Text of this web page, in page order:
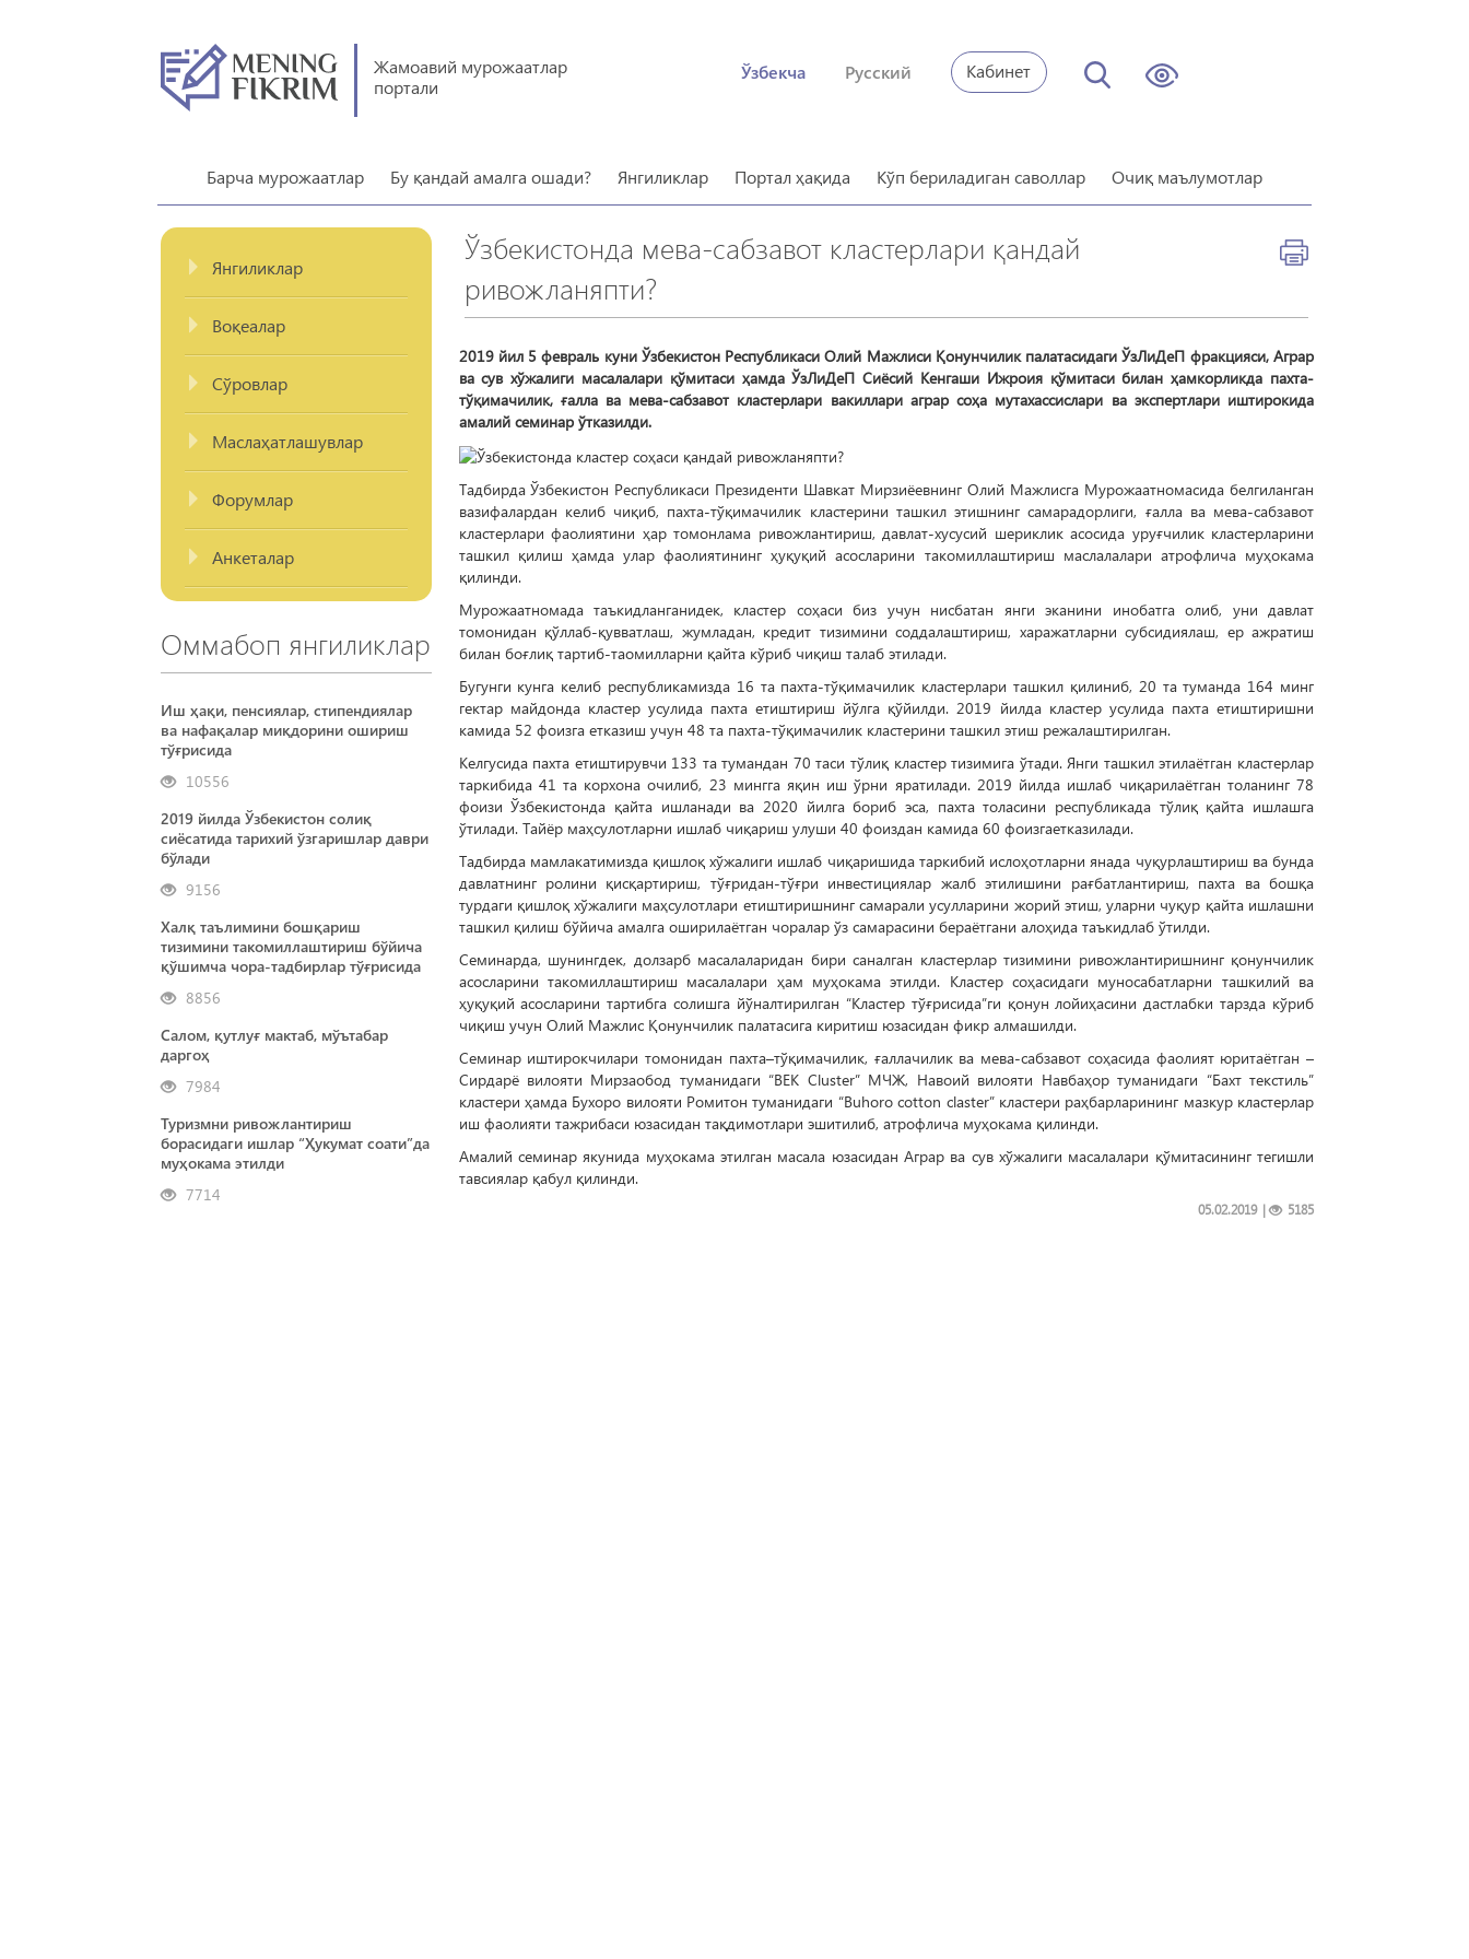
Жамоавий мурожаатлар
портали
Ўзбекча Русский Кабинет
Барча мурожаатлар Бу қандай амалга ошади? Янгиликлар Портал ҳақида Кўп бериладиган саволлар Очиқ маълумотлар
Янгиликлар
Воқеалар
Сўровлар
Маслаҳатлашувлар
Форумлар
Анкеталар
Оммабоп янгиликлар
Иш ҳақи, пенсиялар, стипендиялар
ва нафақалар миқдорини ошириш
тўғрисида
10556
2019 йилда Ўзбекистон солиқ
сиёсатида тарихий ўзгаришлар даври
бўлади
9156
Халқ таълимини бошқариш
тизимини такомиллаштириш бўйича
қўшимча чора-тадбирлар тўғрисида
8856
Салом, қутлуғ мактаб, мўътабар
даргоҳ
7984
Туризмни ривожлантириш
борасидаги ишлар “Ҳукумат соати”да
муҳокама этилди
7714
Ўзбекистонда мева-сабзавот кластерлари қандай
ривожланяпти?
2019 йил 5 февраль куни Ўзбекистон Республикаси Олий Мажлиси Қонунчилик палатасидаги ЎзЛиДеП фракцияси, Аграр
ва сув хўжалиги масалалари қўмитаси ҳамда ЎзЛиДеП Сиёсий Кенгаши Ижроия қўмитаси билан ҳамкорликда пахта-
тўқимачилик, ғалла ва мева-сабзавот кластерлари вакиллари аграр соҳа мутахассислари ва экспертлари иштирокида
амалий семинар ўтказилди.
Тадбирда Ўзбекистон Республикаси Президенти Шавкат Мирзиёевнинг Олий Мажлисга Мурожаатномасида белгиланган
вазифалардан келиб чиқиб, пахта-тўқимачилик кластерини ташкил этишнинг самарадорлиги, ғалла ва мева-сабзавот
кластерлари фаолиятини ҳар томонлама ривожлантириш, давлат-хусусий шериклик асосида уруғчилик кластерларини
ташкил қилиш ҳамда улар фаолиятининг ҳуқуқий асосларини такомиллаштириш маслалалари атрофлича муҳокама
қилинди.
Мурожаатномада таъкидланганидек, кластер соҳаси биз учун нисбатан янги эканини инобатга олиб, уни давлат
томонидан қўллаб-қувватлаш, жумладан, кредит тизимини соддалаштириш, харажатларни субсидиялаш, ер ажратиш
билан боғлиқ тартиб-таомилларни қайта кўриб чиқиш талаб этилади.
Бугунги кунга келиб республикамизда 16 та пахта-тўқимачилик кластерлари ташкил қилиниб, 20 та туманда 164 минг
гектар майдонда кластер усулида пахта етиштириш йўлга қўйилди. 2019 йилда кластер усулида пахта етиштиришни
камида 52 фоизга етказиш учун 48 та пахта-тўқимачилик кластерини ташкил этиш режалаштирилган.
Келгусида пахта етиштирувчи 133 та тумандан 70 таси тўлиқ кластер тизимига ўтади. Янги ташкил этилаётган кластерлар
таркибида 41 та корхона очилиб, 23 мингга яқин иш ўрни яратилади. 2019 йилда ишлаб чиқарилаётган толанинг 78
фоизи Ўзбекистонда қайта ишланади ва 2020 йилга бориб эса, пахта толасини республикада тўлиқ қайта ишлашга
ўтилади. Тайёр маҳсулотларни ишлаб чиқариш улуши 40 фоиздан камида 60 фоизгаетказилади.
Тадбирда мамлакатимизда қишлоқ хўжалиги ишлаб чиқаришида таркибий ислоҳотларни янада чуқурлаштириш ва бунда
давлатнинг ролини қисқартириш, тўғридан-тўғри инвестициялар жалб этилишини рағбатлантириш, пахта ва бошқа
турдаги қишлоқ хўжалиги маҳсулотлари етиштиришнинг самарали усулларини жорий этиш, уларни чуқур қайта ишлашни
ташкил қилиш бўйича амалга оширилаётган чоралар ўз самарасини бераётгани алоҳида таъкидлаб ўтилди.
Семинарда, шунингдек, долзарб масалаларидан бири саналган кластерлар тизимини ривожлантиришнинг қонунчилик
асосларини такомиллаштириш масалалари ҳам муҳокама этилди. Кластер соҳасидаги муносабатларни ташкилий ва
ҳуқуқий асосларини тартибга солишга йўналтирилган “Кластер тўғрисида”ги қонун лойиҳасини дастлабки тарзда кўриб
чиқиш учун Олий Мажлис Қонунчилик палатасига киритиш юзасидан фикр алмашилди.
Семинар иштирокчилари томонидан пахта–тўқимачилик, ғаллачилик ва мева-сабзавот соҳасида фаолият юритаётган –
Сирдарё вилояти Мирзаобод туманидаги “BEK Cluster” МЧЖ, Навоий вилояти Навбаҳор туманидаги “Бахт текстиль”
кластери ҳамда Бухоро вилояти Ромитон туманидаги “Buhoro cotton claster” кластери раҳбарларининг мазкур кластерлар
иш фаолияти тажрибаси юзасидан тақдимотлари эшитилиб, атрофлича муҳокама қилинди.
Амалий семинар якунида муҳокама этилган масала юзасидан Аграр ва сув хўжалиги масалалари қўмитасининг тегишли
тавсиялар қабул қилинди.
| 5185
05.02.2019